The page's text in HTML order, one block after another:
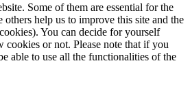
Some of them are essential for the
help us to improve this site and the
You can decide for yourself
or not. Please note that if you
able to use all the functionalities of the